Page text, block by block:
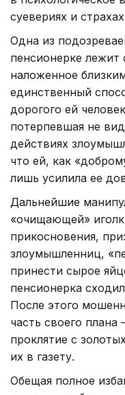
суевериях и
Одна из
пенсионерке лежит
наложенное
единственный
дорогого ей
потерпевшая не
действиях
что ей, как
лишь усилила ее
Дальнейшие
«очищающей»
прикосновения,
злоумышленниц,
принести сырое
пенсионерка
После этого
часть своего
проклятие с
их в газету.
Обещая полное